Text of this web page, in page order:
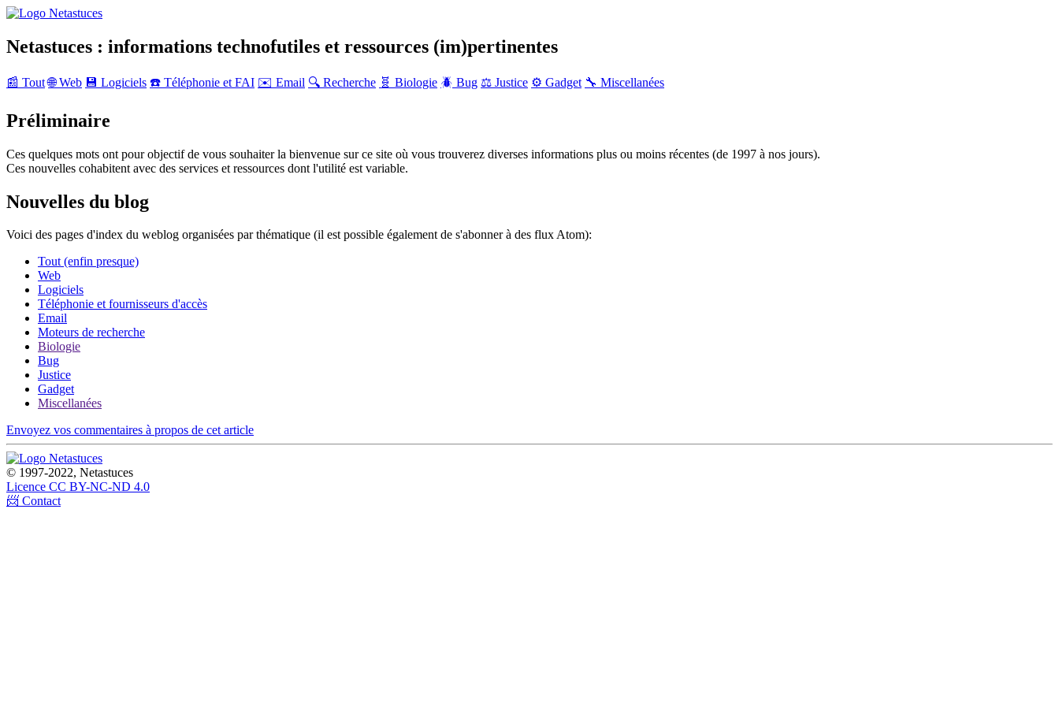
Netastuces : informations technofutiles et ressources (im)pertinentes
📰 Tout 🌐 Web 💾 Logiciels ☎️ Téléphonie et FAI ✉️ Email 🔍 Recherche 🧬 Biologie 🪲 Bug ⚖️ Justice ⚙️ Gadget 🔧 Miscellanées
Préliminaire
Ces quelques mots ont pour objectif de vous souhaiter la bienvenue sur ce site où vous trouverez diverses informations plus ou moins récentes (de 1997 à nos jours).
Ces nouvelles cohabitent avec des services et ressources dont l'utilité est variable.
Nouvelles du blog
Voici des pages d'index du weblog organisées par thématique (il est possible également de s'abonner à des flux Atom):
Tout (enfin presque)
Web
Logiciels
Téléphonie et fournisseurs d'accès
Email
Moteurs de recherche
Biologie
Bug
Justice
Gadget
Miscellanées
Envoyez vos commentaires à propos de cet article
© 1997-2022, Netastuces
Licence CC BY-NC-ND 4.0
📨 Contact